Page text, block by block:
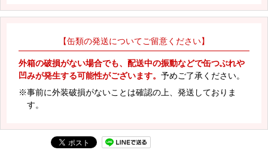
【缶類の発送についてご留意ください】
外箱の破損がない場合でも、配送中の振動などで缶つぶれや
凹みが発生する可能性がございます。 予めご了承ください。
※事前に外装破損がないことは確認の上、発送しておりま
す。